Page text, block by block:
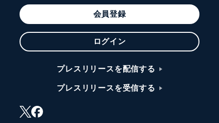
会員登録
ログイン
プレスリリースを配信する
プレスリリースを受信する